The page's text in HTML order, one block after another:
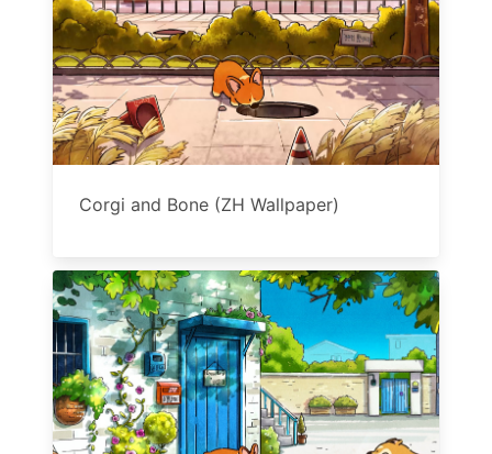
Corgi and Bone (ZH Wallpaper)